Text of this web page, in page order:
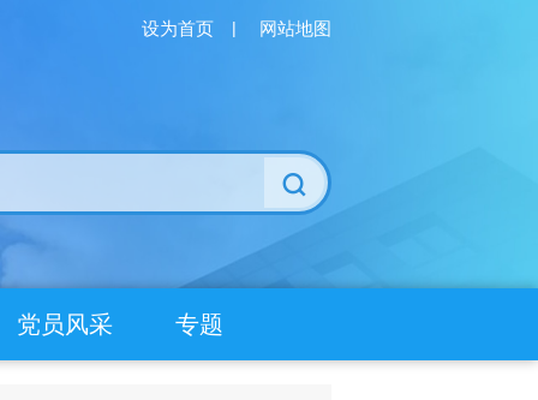
设为首页 | 网站地图
党员风采 专题